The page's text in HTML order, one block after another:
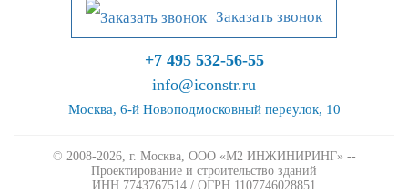
Заказать звонок
+7 495 532-56-55
info@iconstr.ru
Москва, 6-й Новоподмосковный переулок, 10
© 2008-2026, г. Москва, ООО «М2 ИНЖИНИРИНГ» --
Проектирование и строительство зданий
ИНН 7743767514 / ОГРН 1107746028851